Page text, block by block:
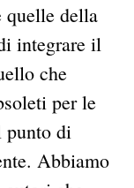
quelle della
integrare il
che
per le
punto di
Abbiamo